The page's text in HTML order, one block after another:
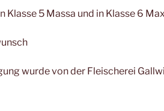
Klasse 5 Massa und in Klasse 6
wurde von der Fleischerei